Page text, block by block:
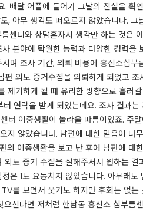
배달 어플에 들어가 그날의 진실을 확
, 아무 생각도 떠오르지 않았습니다.
센터와 상담혼자서 생각만 하는 것은
분야에 탁월한 능력과 다양한 경력
며 조사 기간, 의뢰 비용에 흥신소심부
외도 증거수집을 의뢰하게 되었고
제기하게 될 때 유리한 방향으로 흘러
연락을 받게 되었는데요. 조사 결과
터 이중생활이 놀라울 따름이었죠. ​주
지 않았습니다. ​남편에 대한 믿음이
의 이중생활을 보고 난 후에 남편에
도 증거 수집을 잘해주셔서 원하는
은 1도 요동치지 않았습니다. 아무래
를 보면서 웃기도 하지만 후회는 없
신다면 저처럼 한남동 흥신소 심부